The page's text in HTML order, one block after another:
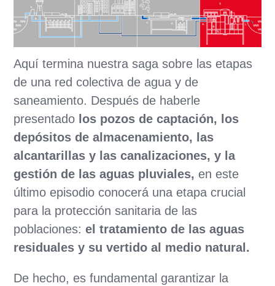
Aquí termina nuestra saga sobre las etapas
de una red colectiva de agua y de
saneamiento. Después de haberle
presentado los pozos de captación, los
depósitos de almacenamiento, las
alcantarillas y las canalizaciones, y la
gestión de las aguas pluviales, en este
último episodio conocerá una etapa crucial
para la protección sanitaria de las
poblaciones: el tratamiento de las aguas
residuales y su vertido al medio natural.
De hecho, es fundamental garantizar la